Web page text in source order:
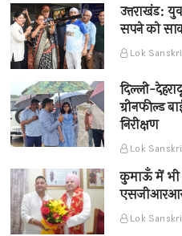
उत्तराखंड:
सपने को
Lok
दिल्ली-
ग्रीनफील्ड
निरीक्षण
Lok
कुमाऊँ में भी
एसजीआरआर
Lok